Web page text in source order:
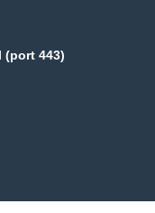
443)